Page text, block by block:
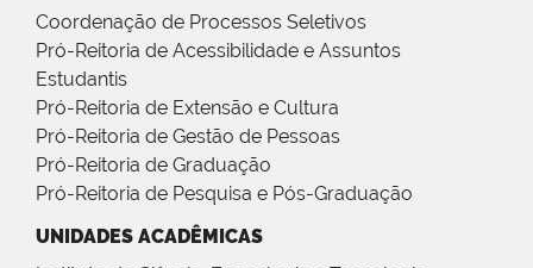
Coordenação de Processos Seletivos
Pró-Reitoria de Acessibilidade e Assuntos
Estudantis
Pró-Reitoria de Extensão e Cultura
Pró-Reitoria de Gestão de Pessoas
Pró-Reitoria de Graduação
Pró-Reitoria de Pesquisa e Pós-Graduação
UNIDADES ACADÊMICAS